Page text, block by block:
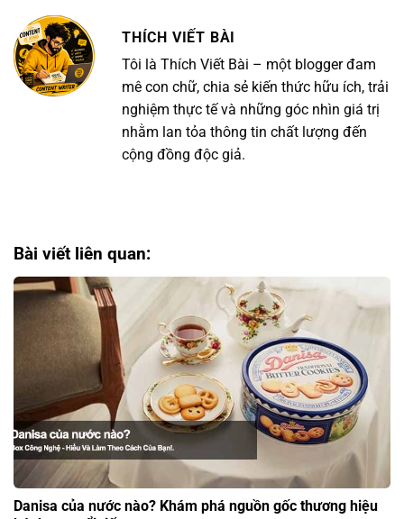
THÍCH VIẾT BÀI
Tôi là Thích Viết Bài – một blogger đam
mê con chữ, chia sẻ kiến thức hữu ích, trải
nghiệm thực tế và những góc nhìn giá trị
nhằm lan tỏa thông tin chất lượng đến
cộng đồng độc giả.
Bài viết liên quan:
Danisa của nước nào? Khám phá nguồn gốc thương hiệu